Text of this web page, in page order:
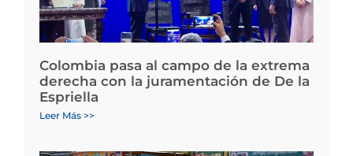
Colombia pasa al campo de la extrema
derecha con la juramentación de De la
Espriella
Leer Más >>